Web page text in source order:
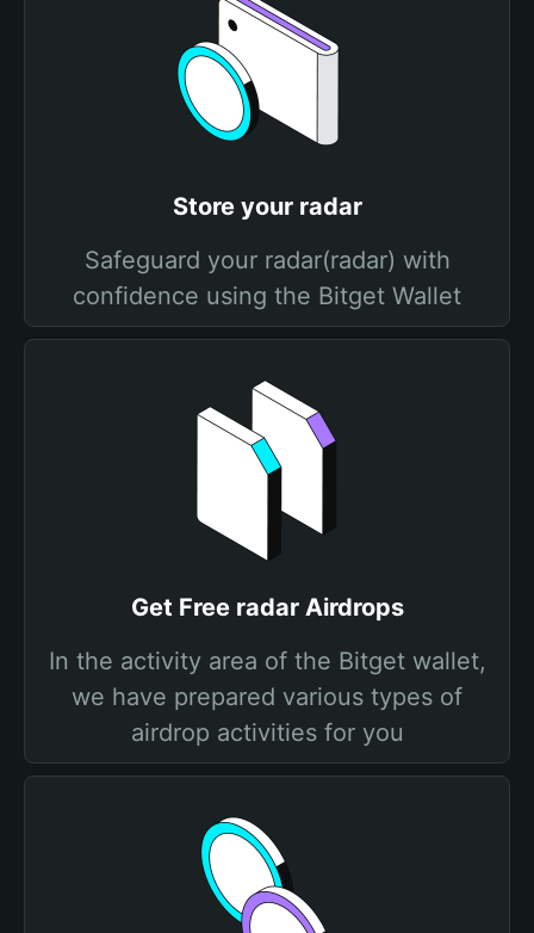
Store your radar
Safeguard your radar(radar) with
confidence using the Bitget Wallet
Get Free radar Airdrops
In the activity area of the Bitget wallet,
we have prepared various types of
airdrop activities for you